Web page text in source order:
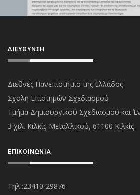
ΔΙΕΎΘΥΝΣΗ
Διεθνές Πανεπιστήμιο της Ελλάδος
Σχολή Επιστημών Σχεδιασμού
Τμήμα Δημιουργικού Σχεδιασμού και
3 χιλ. Κιλκίς-Μεταλλικού, 61100 Κιλκίς
ΕΠΙΚΟΙΝΩΝΊΑ
Τηλ.:23410-29876